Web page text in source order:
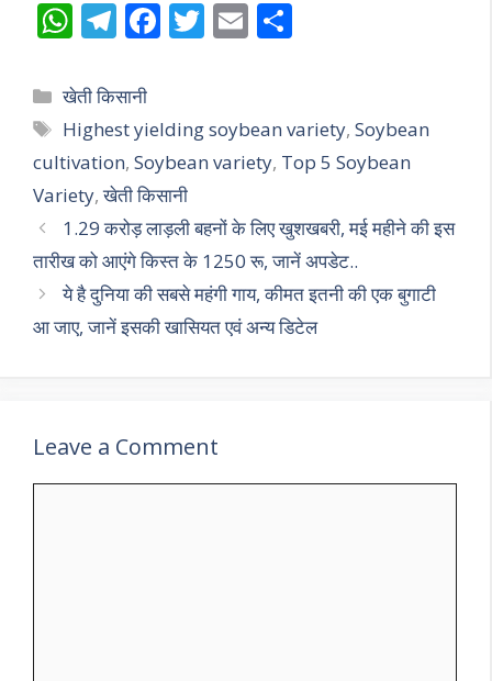
W
at
s
A
p
p
T
e
gr
a
m
F
b
o
o
k
T
er
E
l e
Categories
खेती किसानी
Tags
Highest yielding soybean variety,Soybean
cultivation, Soybean variety, Top 5 Soybean
Variety,खेती किसानी
1.29 करोड़ लाड़ली बहनों के लिए खुशखबरी, मई महीने की इस
तारीख को आएंगे किस्त के 1250 रू, जानें अपडेट..
ये है दुनिया की सबसे महंगी गाय, कीमत इतनी की एक बुगाटी
आ जाए, जानें इसकी खासियत एवं अन्य डिटेल
Leave a Comment